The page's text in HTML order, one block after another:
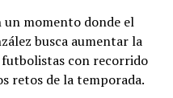
Radio Colombia
que la situación
todos los pasajeros
los procesos de manejo
momento donde el
busca aumentar la
con recorrido
retos de la temporada.